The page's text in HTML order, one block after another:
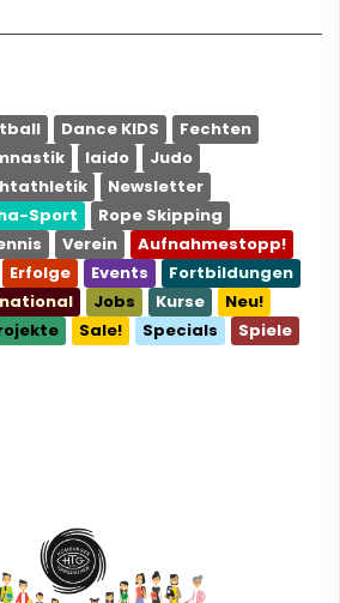
Dance KIDS
Fechten
Iaido
Judo
Newsletter
Sport
Rope Skipping
Verein
Aufnahmestopp!
Erfolge Events
Fortbildungen
Jobs Kurse
Neu!
Sale! Specials
Spiele